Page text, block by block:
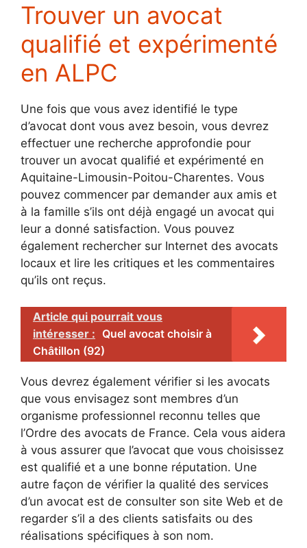
Trouver un avocat
qualifié et expérimenté
en ALPC
Une fois que vous avez identifié le type
d’avocat dont vous avez besoin, vous devrez
effectuer une recherche approfondie pour
trouver un avocat qualifié et expérimenté en
Aquitaine-Limousin-Poitou-Charentes. Vous
pouvez commencer par demander aux amis et
à la famille s’ils ont déjà engagé un avocat qui
leur a donné satisfaction. Vous pouvez
également rechercher sur Internet des avocats
locaux et lire les critiques et les commentaires
qu’ils ont reçus.
Article qui pourrait vous
intéresser : Quel avocat choisir à
Châtillon (92)
Vous devrez également vérifier si les avocats
que vous envisagez sont membres d’un
organisme professionnel reconnu telles que
l’Ordre des avocats de France. Cela vous aidera
à vous assurer que l’avocat que vous choisissez
est qualifié et a une bonne réputation. Une
autre façon de vérifier la qualité des services
d’un avocat est de consulter son site Web et de
regarder s’il a des clients satisfaits ou des
réalisations spécifiques à son nom.